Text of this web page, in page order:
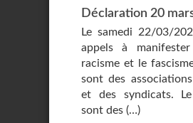
Déclaration 20
Le samedi 22/03/
appels à
racisme et le
sont des
et des syndicats.
sont des (…)